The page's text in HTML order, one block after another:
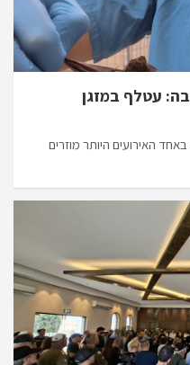
האירועים היותר מוזרים